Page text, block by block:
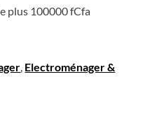
plus 100000 fCfa
, Electroménager &